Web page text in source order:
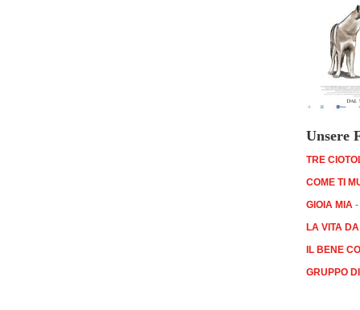
Unsere
TRE
COME TI
GIOIA MIA -
LA VITA
IL BENE
GRUPPO